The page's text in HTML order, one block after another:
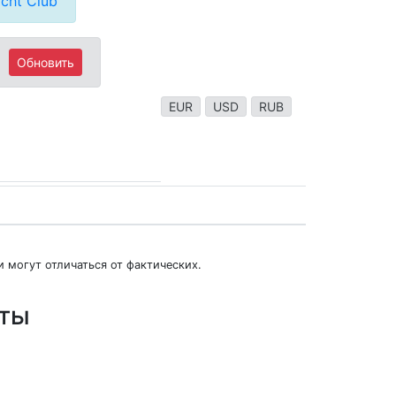
Обновить
EUR USD RUB
отличаться от фактических.